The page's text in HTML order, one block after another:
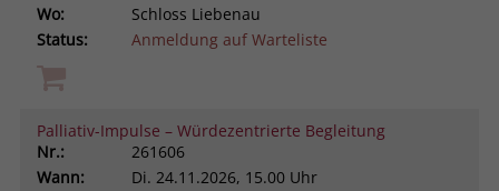
Wo:
Schloss Liebenau
Status:
Anmeldung auf Warteliste
Palliativ-Impulse – Würdezentrierte Begleitung
Nr.:
261606
Wann:
Di. 24.11.2026, 15.00 Uhr